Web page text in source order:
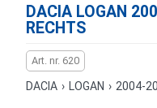
DACIA LOGAN
RECHTS
Art. nr. 620
DACIA › LOGAN › 2004-